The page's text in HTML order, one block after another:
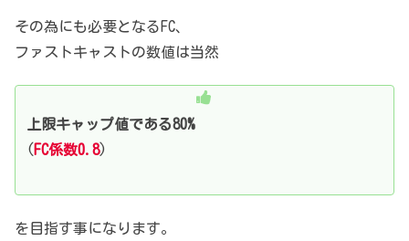
その為にも必要となるFC、
ファストキャストの数値は当然
上限キャップ値である80%
( FC係数0.8)
を目指す事になります。